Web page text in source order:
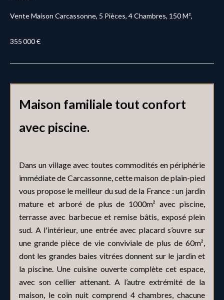
Vente Maison Carcassonne, 5 Pièces, 4 Chambres, 150 M²,
355 000 €
Maison familiale tout confort
avec piscine.
Dans un village avec toutes commodités en périphérie
immédiate de Carcassonne, cette maison de plain-pied
vous propose le meilleur du sud de la France : un jardin
mature et arboré de plus de 1000m² avec piscine,
terrasse avec barbecue et remise bâtis, exposé plein
sud. A l'intérieur, une entrée avec placard s’ouvre sur
une grande pièce de vie conviviale de plus de 60m²,
dont les grandes baies vitrées donnent sur le jardin et
la piscine. Une cuisine ouverte complète cet espace,
avec son cellier attenant. A l’autre extrémité de la
maison, le coin nuit comprend 4 chambres, chacune